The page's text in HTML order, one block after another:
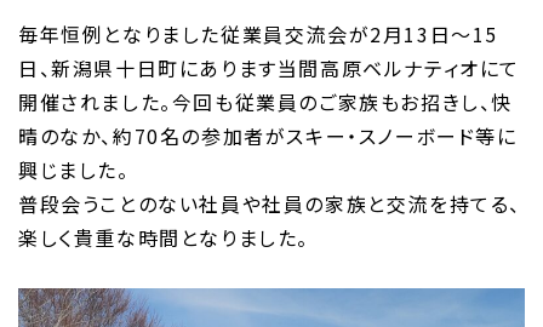
毎年恒例となりました従業員交流会が2月13日～15
日、新潟県十日町にあります当間高原ベルナティオにて
開催されました。今回も従業員のご家族もお招きし、快
晴のなか、約70名の参加者がスキー・スノーボード等に
興じました。
普段会うことのない社員や社員の家族と交流を持てる、
楽しく貴重な時間となりました。